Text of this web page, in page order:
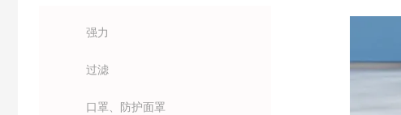
强力
过滤
口罩、防护面罩